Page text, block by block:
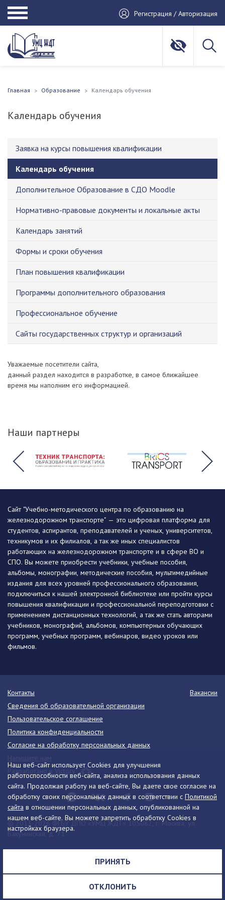
Регистрация / Авторизация
Главная Образование Календарь обучения
Календарь обучения
Заявка на курсы повышения квалификации
Календарь обучения
Дополнительное Образование в СДО Moodle
Нормативно-правовые документы и локальные акты
Календарь занятий
Формы и сроки обучения
План повышения квалификации
Программы дополнительного образования
Профессиональное обучение
Сайты государственных структур и организаций
Уважаемые посетители сайта,
данный раздел находится в разработке, в самое ближайшее
время мы наполним его информацией.
Наши партнеры
Наш веб-сайт использует Cookies для улучшения
работоспособности веб-сайта, анализа использования данных
сайта. Продолжая работу на веб-сайте, Вы даете свое согласие на
обработку своих персональных данных в соответствии с Политикой
сайта в отношении персональных данных, опубликованной на
нашем веб-сайте. Вы можете запретить обработку Cookies в
настройках браузера.
ПРИНЯТЬ
ОТКЛОНИТЬ
Сайт "Учебно-методического центра по образованию на
железнодорожном транспорте" — это цифровая платформа для
студентов, аспирантов, преподавателей и ученых, университетов,
техникумов и их филиалов, а так же иных специалистов
работающих на железнодорожном транспорте и в сфере ВО и
СПО. Вы можете приобрести учебники, учебные пособия,
альбомы, монографии, методические пособия, мультимедийные
издания для всех уровней профессионального образования,
подключиться к нашей электронной библиотеке или пройти курсы
повышения квалификации и профессиональной переподготовки с
применением дистанционных технологий, а так же стать авторами
учебников, монографий, альбомов, компьютерных обучающих
программ, учебных программ, вебинаров, видео уроков или
фильмов.
© 2013-2026 ФГБУ ДПО «УМЦ ЖДТ» 105082, г. Москва, ул.
Бакунинская, д. 71
Телефон:8 (495) 739-00-30 info@umczdt.ru
схема проезда
Контакты
Вакансии
Сведения об образовательной организации
Пользовательское соглашение
Политика конфиденциальности
Согласие на обработку персональных данных
Разработано в Victory